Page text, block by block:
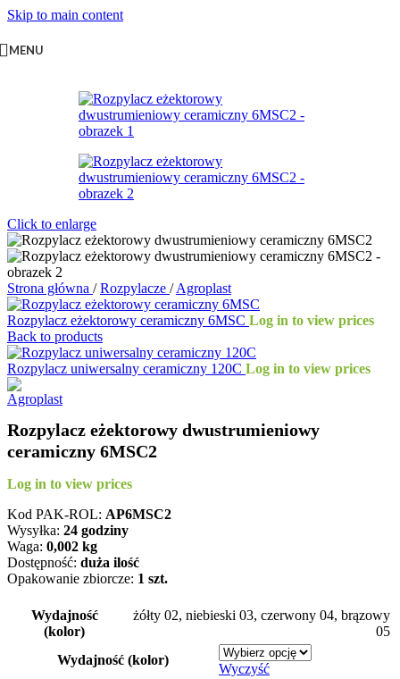
Skip to main content
MENU
Click to enlarge
Strona główna / Rozpylacze / Agroplast
Rozpylacz eżektorowy ceramiczny 6MSC Log in to view prices
Back to products
Rozpylacz uniwersalny ceramiczny 120C Log in to view prices
Rozpylacz eżektorowy dwustrumieniowy
ceramiczny 6MSC2
Log in to view prices
Kod PAK-ROL: AP6MSC2
Wysyłka: 24 godziny
Waga: 0,002 kg
Dostępność: duża ilość
Opakowanie zbiorcze: 1 szt.
Wydajność
(kolor)
żółty 02, niebieski 03, czerwony 04, brązowy
05
Wydajność (kolor)
Wyczyść